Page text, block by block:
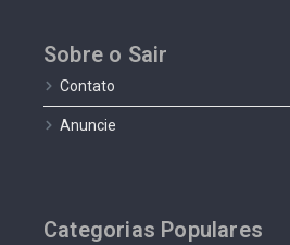
Sobre o Sair
Contato
Anuncie
Categorias Populares